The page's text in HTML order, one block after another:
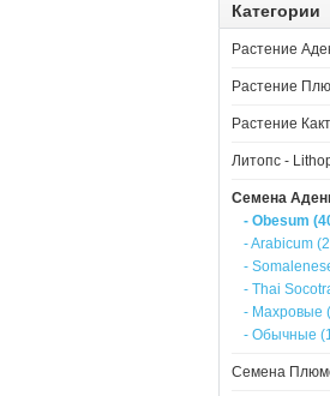
Категории
Растение
Растение
Растение
Литопс -
Семена
- Obesum
- Arabicum
-
- Thai
- Махровые
- Обычные
Семена